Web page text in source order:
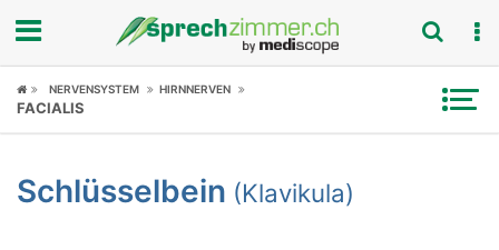
Fokus
Symptome
NERVENSYSTEM HIRNNERVEN
FACIALIS
Schlüsselbein (Klavikula)